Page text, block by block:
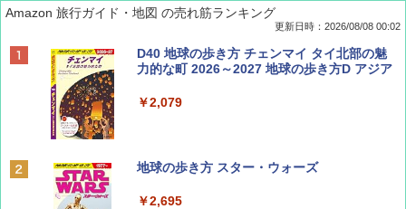
BE-PAL(ビ-パル) 2026年 9 月号【特別付録:
SOTO ミニマル"旅"財布 ランダム2種】
￥1,500
ディズニーファン ２０２６年 ９月号 [雑
Amazon 旅行ガイド・地図 の売れ筋ランキング
更新日時：2026/08/08 00:02
D40 地球の歩き方 チェンマイ タイ北部の魅
力的な町 2026～2027 地球の歩き方D アジア
￥2,079
地球の歩き方 スター・ウォーズ
￥2,695